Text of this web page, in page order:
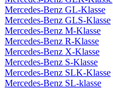
Mercedes-Benz GL-Klasse
Mercedes-Benz GLS-Klasse
Mercedes-Benz M-Klasse
Mercedes-Benz R-Klasse
Mercedes-Benz X-Klasse
Mercedes-Benz S-Klasse
Mercedes-Benz SLK-Klasse
Mercedes-Benz SL-klasse